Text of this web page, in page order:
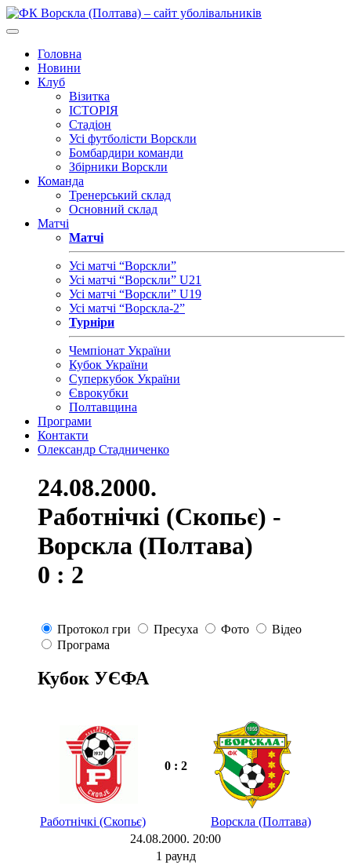
Головна
Новини
Клуб
Візитка
ІСТОРІЯ
Стадіон
Усі футболісти Ворскли
Бомбардири команди
Збірники Ворскли
Команда
Тренерський склад
Основний склад
Матчі
Матчі
Усі матчі “Ворскли”
Усі матчі “Ворскли” U21
Усі матчі “Ворскли” U19
Усі матчі “Ворскла-2”
Турніри
Чемпіонат України
Кубок України
Суперкубок України
Єврокубки
Полтавщина
Програми
Контакти
Олександр Стадниченко
24.08.2000.
Работнічкі (Скопьє) -
Ворскла (Полтава)
0 : 2
Протокол гри Пресуха Фото
Відео
Програма
Кубок УЄФА
0 : 2
Работнічкі (Скопьє)
Ворскла (Полтава)
24.08.2000. 20:00
1 раунд